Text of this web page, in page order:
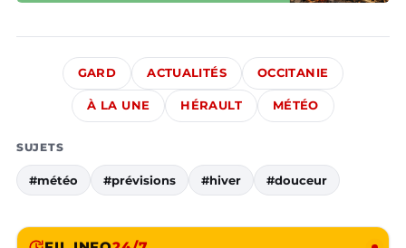
GARD ACTUALITÉS OCCITANIE
À LA UNE HÉRAULT MÉTÉO
SUJETS
#météo #prévisions #hiver #douceur